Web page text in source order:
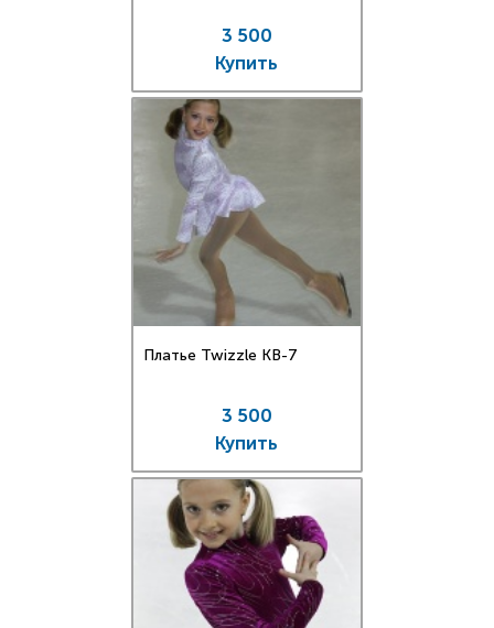
3 500
Купить
Платье Twizzle КВ-7
3 500
Купить